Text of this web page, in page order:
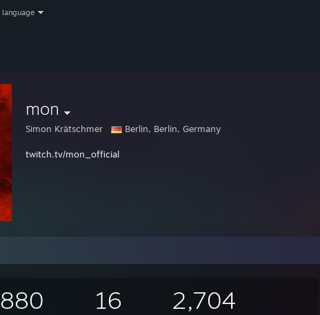
language
mon
Simon Krätschmer Berlin, Berlin, Germany
twitch.tv/mon_official
880 16 2,704